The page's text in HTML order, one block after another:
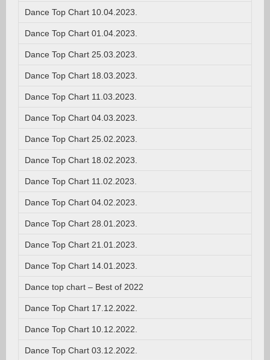
Dance Top Chart 10.04.2023.
Dance Top Chart 01.04.2023.
Dance Top Chart 25.03.2023.
Dance Top Chart 18.03.2023.
Dance Top Chart 11.03.2023.
Dance Top Chart 04.03.2023.
Dance Top Chart 25.02.2023.
Dance Top Chart 18.02.2023.
Dance Top Chart 11.02.2023.
Dance Top Chart 04.02.2023.
Dance Top Chart 28.01.2023.
Dance Top Chart 21.01.2023.
Dance Top Chart 14.01.2023.
Dance top chart – Best of 2022
Dance Top Chart 17.12.2022.
Dance Top Chart 10.12.2022.
Dance Top Chart 03.12.2022.